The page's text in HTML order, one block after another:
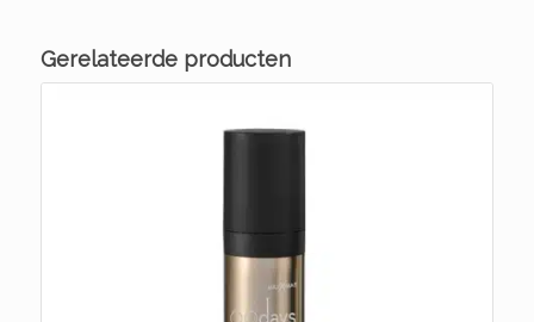
Gerelateerde producten